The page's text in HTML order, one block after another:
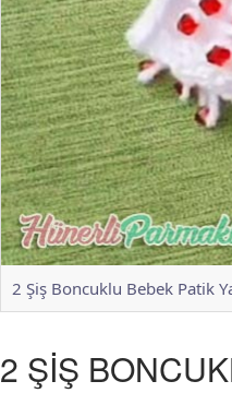
2 Şiş Boncuklu Bebek Patik
2 ŞİŞ